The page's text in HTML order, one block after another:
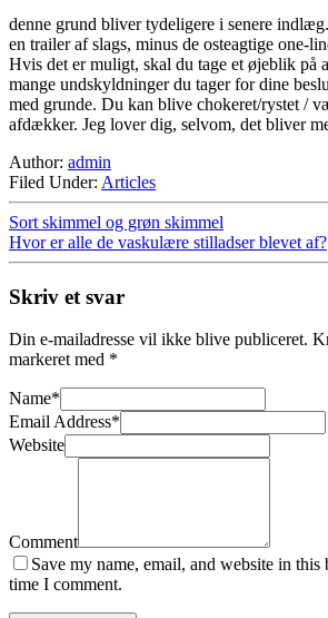
denne grund bliver tydeligere i senere
en trailer af slags, minus de osteagtige one-
Hvis det er muligt, skal du tage et øjeblik på
mange undskyldninger du tager for dine
med grunde. Du kan blive chokeret/rystet /
afdækker. Jeg lover dig, selvom, det bliver
Author: admin
Filed Under: Articles
Sort skimmel og grøn skimmel
Hvor er alle de vaskulære stilladser blevet af?
Skriv et svar
Din e-mailadresse vil ikke blive publiceret.
markeret med *
Name*
Email Address*
Website
Comment
Save my name, email, and website in
time I comment.